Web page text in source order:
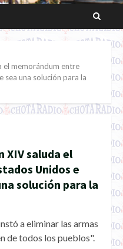
el memorándum entre
sea una solución para la
XIV saluda el
Unidos e
solución para la
a eliminar las armas
de todos los pueblos".